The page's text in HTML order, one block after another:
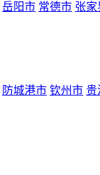
岳阳市 常德市 张家
防城港市 钦州市 贵